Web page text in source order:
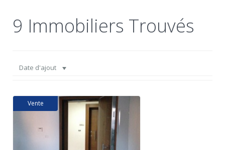
9 Immobiliers Trouvés
Date d'ajout
Vente